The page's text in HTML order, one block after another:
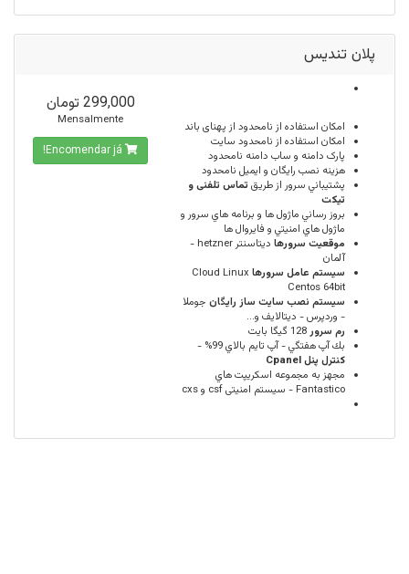
پلان تندیس
امكان استفاده از نامحدود از پهنای باند
امکان استفاده از نامحدود سایت
پارک دامنه و ساب دامنه نامحدود
هزینه نصب رایگان و ایمیل نامحدود
پشتيباني سرور از طريق تماس تلفنی و
تیکت
بروز رساني ماژول ها و برنامه هاي سرور و
ماژول هاي امنيتي و فايروال ها
موقعيت سرورها
ديتاسنتر hetzner -
آلمان
سيستم عامل سرورها Cloud Linux
Centos 64bit
سیستم نصب سایت ساز رایگان جوملا
- وردپرس - دیتالایف و...
رم سرور128 گيگا بايت
بك آپ هفتگي - آپ تايم بالاي 99% -
كنترل پنل Cpanel
مجهز به مجموعه اسكريپت هاي
Fantastico - سیستم امنیتی csf و cxs
299,000 تومان
Mensalmente
Encomendar já!